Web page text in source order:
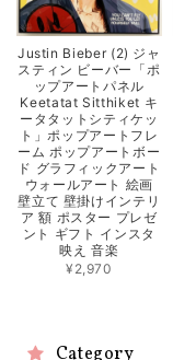
Justin Bieber (2) ジャ
スティン ビーバー「ポ
ップアートパネル
Keetatat Sitthiket キ
ータタットシティケッ
ト」ポップアートフレ
ーム ポップアートボー
ド グラフィックアート
ウォールアート 絵画
壁立て 壁掛けインテリ
ア 額 ポスター プレゼ
ント ギフト インスタ
映え 音楽
¥2,970
Category